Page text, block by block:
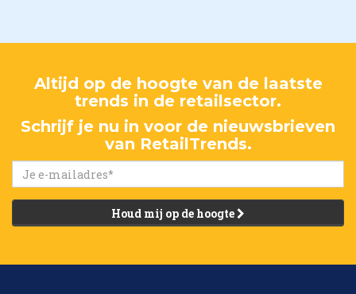
Altijd op de hoogte van de laatste
trends in de retailsector.
Schrijf je nu in voor de nieuwsbrieven
van RetailTrends.
Houd mij op de hoogte